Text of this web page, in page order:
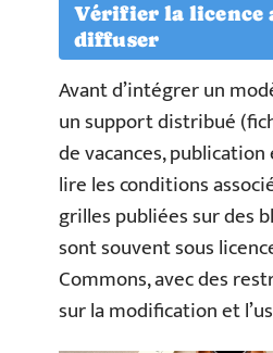
Vérifier la licence
diffuser
Avant d’intégrer un
un support distribué
de vacances,
lire les conditions
grilles publiées sur des
sont souvent sous
Commons, avec des
sur la modification et